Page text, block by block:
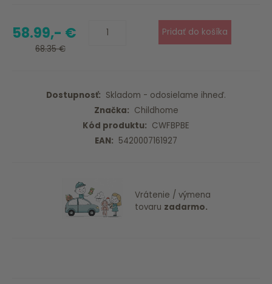
58.99,- €
68.35 €
Dostupnosť: Skladom - odosielame ihneď.
Značka: Childhome
Kód produktu: CWFBPBE
EAN: 5420007161927
Vrátenie / výmena
tovaru zadarmo.